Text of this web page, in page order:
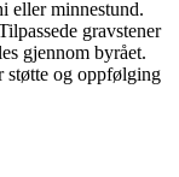
eller minnestund.
gravstener
gjennom byrået.
støtte og oppfølging